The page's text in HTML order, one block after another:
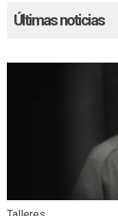
Últimas noticias